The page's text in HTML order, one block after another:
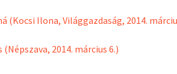
(Kocsi Ilona, Világgazdaság, 2014.
2014. március 6.)